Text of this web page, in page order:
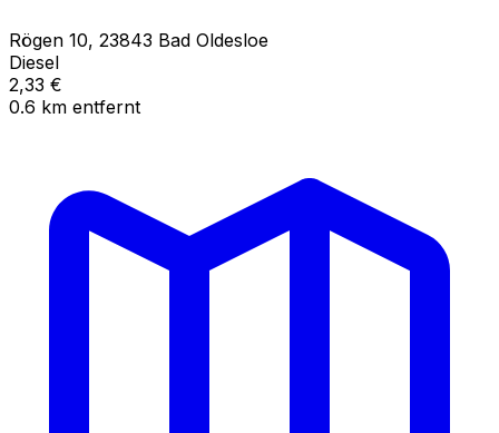
Rögen 10, 23843 Bad Oldesloe
Diesel
2,33 €
0.6 km entfernt